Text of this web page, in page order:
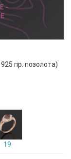
пр. позолота)
19